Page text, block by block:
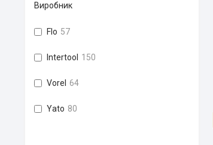
Виробник
Flo 57
Intertool 150
Vorel 64
Yato 80